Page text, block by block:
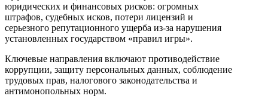
юридических и финансовых рисков: огромных
штрафов, судебных исков, потери лицензий и
серьезного репутационного ущерба из-за нарушения
установленных государством «правил игры».
Ключевые направления включают противодействие
коррупции, защиту персональных данных, соблюдение
трудовых прав, налогового законодательства и
антимонопольных норм.